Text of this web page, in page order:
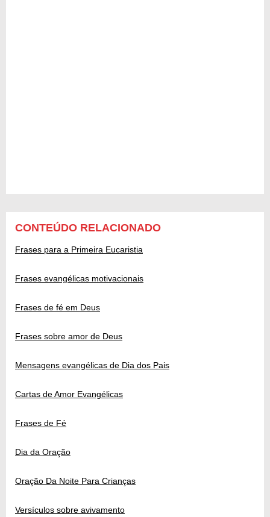
CONTEÚDO RELACIONADO
Frases para a Primeira Eucaristia
Frases evangélicas motivacionais
Frases de fé em Deus
Frases sobre amor de Deus
Mensagens evangélicas de Dia dos Pais
Cartas de Amor Evangélicas
Frases de Fé
Dia da Oração
Oração Da Noite Para Crianças
Versículos sobre avivamento